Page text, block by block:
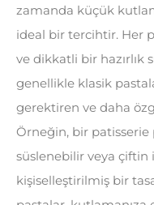
zamanda küçük
ideal bir tercihtir. Her
ve dikkatli bir hazırlık
genellikle klasik
gerektiren ve daha
Örneğin, bir patisserie
süslenebilir veya çiftin
kişiselleştirilmiş bir